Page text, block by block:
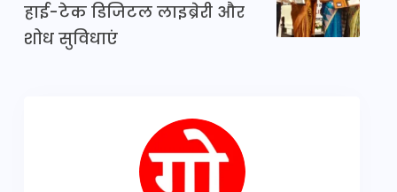
हाई-टेक डिजिटल लाइब्रेरी और
शोध सुविधाएं